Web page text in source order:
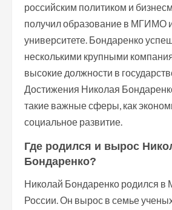
российским политиком и
получил образование в МГИМО
университете. Бондаренко
несколькими крупными
высокие должности в
Достижения Николая
такие важные сферы, как
социальное развитие.
Где родился и вырос
Бондаренко?
Николай Бондаренко родился в
России. Он вырос в семье